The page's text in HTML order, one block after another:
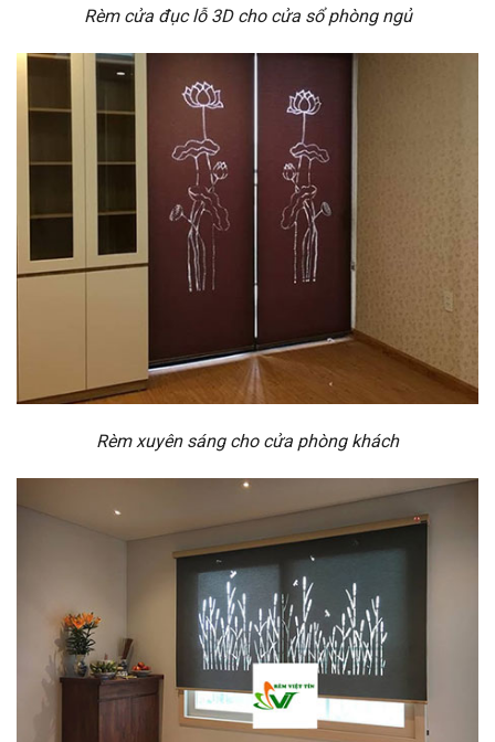
Rèm cửa đục lỗ 3D cho cửa sổ phòng ngủ
Rèm xuyên sáng cho cửa phòng khách